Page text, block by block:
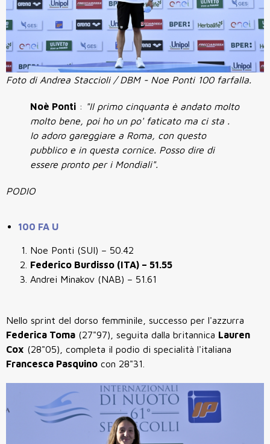
Foto di Andrea Staccioli / DBM - Noe Ponti 100 farfalla.
Noè Ponti : "Il primo cinquanta è andato molto
molto bene, poi ho un po' faticato ma ci sta .
Io adoro gareggiare a Roma, con questo
pubblico e in questa cornice. Posso dire di
essere pronto per i Mondiali".
PODIO
100 FA U
Noe Ponti (SUI) – 50.42
Federico Burdisso (ITA) – 51.55
Andrei Minakov (NAB) – 51.61
Nello sprint del dorso femminile, successo per l'azzurra
Federica Toma (27"97), seguita dalla britannica Lauren
Cox (28"05), completa il podio di specialità l'italiana
Francesca Pasquino con 28"31.